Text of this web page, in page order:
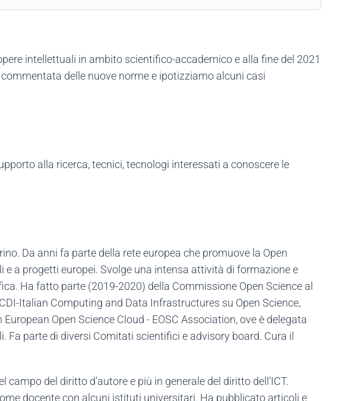
intellettuali in ambito scientifico-accademico e alla fine del 2021
delle nuove norme e ipotizziamo alcuni casi
alla ricerca, tecnici, tecnologi interessati a conoscere le
Da anni fa parte della rete europea che promuove la Open
a progetti europei. Svolge una intensa attività di formazione e
Ha fatto parte (2019-2020) della Commissione Open Science al
Italian Computing and Data Infrastructures su Open Science,
Open Science Cloud - EOSC Association, ove è delegata
Fa parte di diversi Comitati scientifici e advisory board. Cura il
del diritto d’autore e più in generale del diritto dell’ICT.
docente con alcuni istituti universitari. Ha pubblicato articoli e